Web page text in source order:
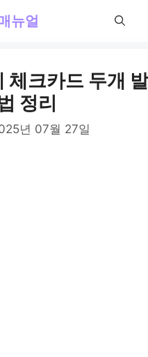
뉴얼
체크카드 두개
정리
년 07월 27일